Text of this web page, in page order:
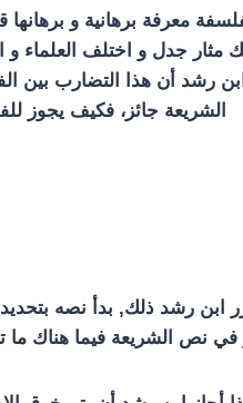
معرفة برهانية و برهانها
مثار جدل و اختلف العلماء
رشد أن هذا التضارب بين
الشريعة جائز، فكيف يجوز
ابن رشد ذلك, بدأ نصه